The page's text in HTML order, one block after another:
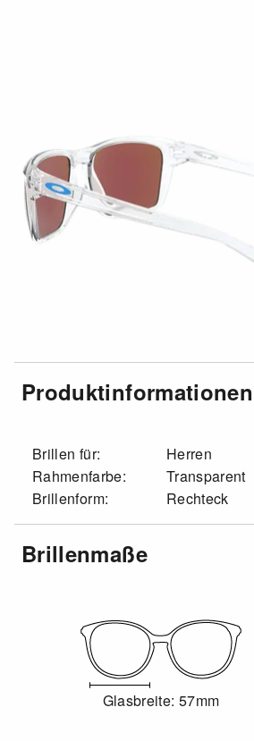
Produktinformationen
Brillen für:
Herren
Rahmenfarbe:
Transparent
Brillenform:
Rechteck
Brillenmaße
Glasbreite: 57mm